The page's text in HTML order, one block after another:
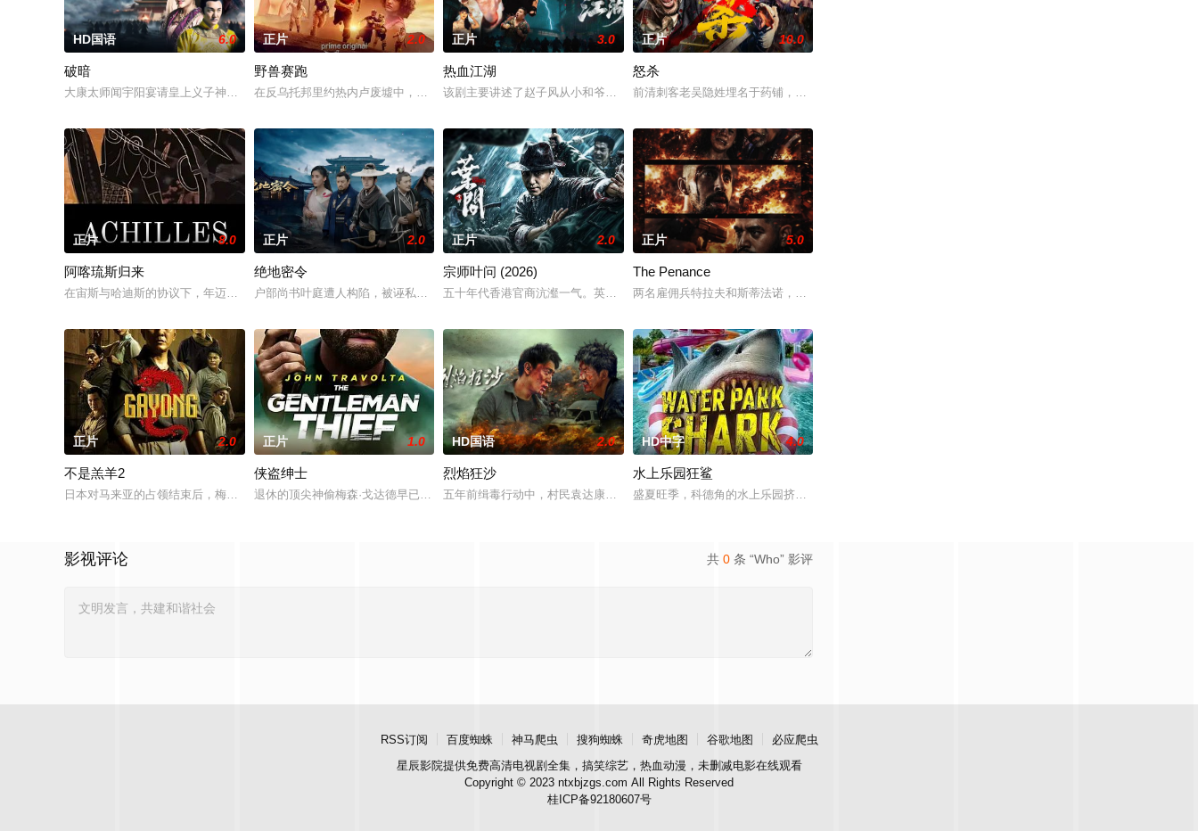
HD国语 6.0
破暗
大康太师闻宇阳宴请皇上义子神策府神威将军冷啸天，席间告知他一个消息，刚刚继任北疆镇海王的薛世明遭刺客暗杀
正片 2.0
野兽赛跑
在反乌托邦里约热内卢废墟中，城市被阶级斗争撕裂，人们沉迷于血腥竞技。一位抵抗运动领袖为拯救妹妹免于遭遇比
正片 3.0
热血江湖
该剧主要讲述了赵子风从小和爷爷在乡下习武，长大后从乡野来到大城市寻找自己的一处立足之地。在这样一个充满快
正片 10.0
怒杀
前清刺客老吴隐姓埋名于药铺，却为守护单亲母女小茜和依依，被迫出手击杀黑帮一伙而暴露身份。幕后黑手
正片 8.0
阿喀琉斯归来
在宙斯与哈迪斯的协议下，年迈的阿喀琉斯被忒提斯从冥界释放至现代世界，他必须直面新世界的暴力法则与旧神的阴
正片 2.0
绝地密令
户部尚书叶庭遭人构陷，被诬私贪国库银两，身陷囹圄在即，叶庭急召其子叶护相见。叶护心知父亲蒙冤，却无力翻案
正片 2.0
宗师叶问 (2026)
五十年代香港官商沆瀣一气。英商勾结黑帮强拆工厂压榨劳工，叶问挺身仗义执言，遭多方联手构陷，蒙谋杀罪入狱。
正片 5.0
The Penance
两名雇佣兵特拉夫和斯蒂法诺，在营救妹妹的行动彻底失败后，不得不面对自己行为的残酷后果。伤痕累累的
正片 2.0
不是羔羊2
日本对马来亚的占领结束后，梅尔在新加坡的特别行动组担任警察。这一次，他要对付的是黑帮，其中大多数人在鸦片
正片 1.0
侠盗绅士
退休的顶尖神偷梅森·戈达德早已淡出江湖，却被冲动莽撞的弟弟肖恩拖入一场价值一亿美元的游艇大劫案。劫案迅速
HD国语 2.0
烈焰狂沙
五年前缉毒行动中，村民袁达康救了警察杨天和马超，获评见义勇为市民。五年后马超发现袁家兄弟用台球藏毒，惨遭
HD中字 4.0
水上乐园狂鲨
盛夏旺季，科德角的水上乐园挤满了消暑游客，一群凶猛的大白鲨突然闯入园区水域，把整片游乐区变成了开
共 0 条 “Who” 影评
影视评论
RSS订阅 百度蜘蛛 神马爬虫 搜狗蜘蛛 奇虎地图 谷歌地图
必应爬虫
星辰影院提供免费高清电视剧全集，搞笑综艺，热血动漫，未删减电影在线观看
Copyright © 2023 ntxbjzgs.com All Rights Reserved
桂ICP备92180607号